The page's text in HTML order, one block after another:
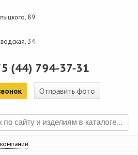
89
34
(44) 794-37-31
Отправить фото